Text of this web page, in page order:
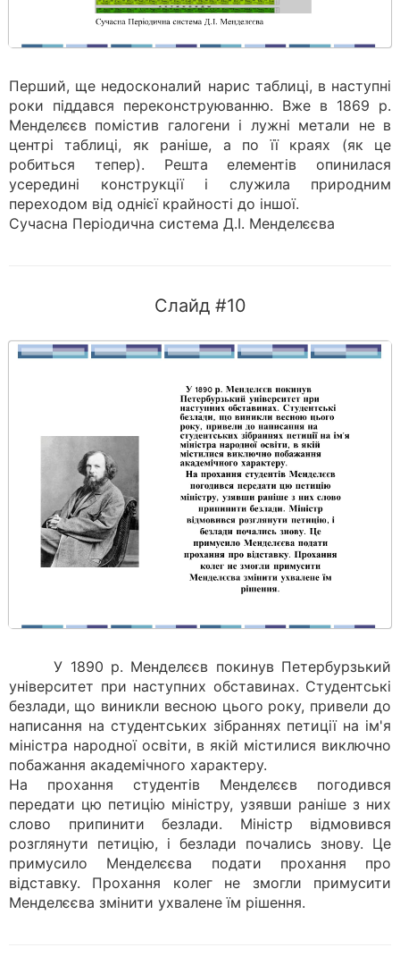
Перший, ще недосконалий нарис таблиці, в наступні
роки піддався переконструюванню. Вже в 1869 р.
Менделєєв помістив галогени і лужні метали не в
центрі таблиці, як раніше, а по її краях (як це
робиться тепер). Решта елементів опинилася
усередині конструкції і служила природним
переходом від однієї крайності до іншої.
Сучасна Періодична система Д.І. Менделєєва
Слайд #10
У 1890 р. Менделєєв покинув Петербурзький
університет при наступних обставинах. Студентські
безлади, що виникли весною цього року, привели до
написання на студентських зібраннях петиції на ім'я
міністра народної освіти, в якій містилися виключно
побажання академічного характеру.
На прохання студентів Менделєєв погодився
передати цю петицію міністру, узявши раніше з них
слово припинити безлади. Міністр відмовився
розглянути петицію, і безлади почались знову. Це
примусило Менделєєва подати прохання про
відставку. Прохання колег не змогли примусити
Менделєєва змінити ухвалене їм рішення.